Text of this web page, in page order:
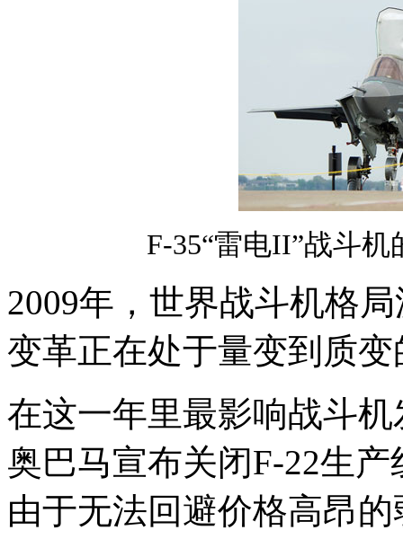
F-35“雷电II”战斗
2009年，世界战斗机格
变革正在处于量变到质
在这一年里最影响战斗
奥巴马宣布关闭F-22生
由于无法回避价格高昂